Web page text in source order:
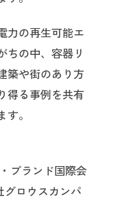
力の再生可能エ
ちの中、容器リ
築や街のあり方
得る事例を共有
。
ブランド国際会
グロウスカンパ